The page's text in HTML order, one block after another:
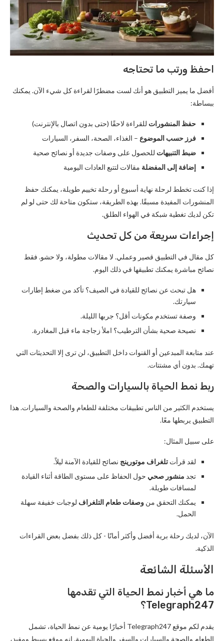
احفظ ورتب ما تحتاجه
أفضل ما يميز التطبيق هو أنك لست مضطرًا لقراءة كل شيء الآن. يمكنك
ببساطة:
حفظ المنشورات للقراءة لاحقًا (حتى بدون اتصال بالإنترنت)
فرز حسب الموضوع – الغذاء، الصحة، السفر، السيارات
ضبط التنبيهات للحصول على وصفات جديدة أو نصائح صحية
إضافة إلى المفضلة مقالات لتتبع العادات اليومية
إذا كنت تخطط لرحلة نهاية أسبوع أو رحلة تخييم طويلة، يمكنك حفظ
المنشورات المفيدة مسبقًا. بهذه الطريقة، ستكون متاحة لك حتى لو لم
تكن لديك تغطية شبكة في الهواء الطلق.
إجراءات سريعة من كل تحديث
كل مقال في التطبيق قصير وعملي. لا مقالات مطولة، ولا حشو. فقط
نصائح مباشرة يمكنك تطبيقها في ذلك اليوم.
هل تبحث عن نصائح للقيادة في الصيف؟ تأكد من ضغط إطارات
سيارتك.
وصفة تستخدم مكونات أقل؟ جربها الليلة.
نصيحة صحية بشأن الترطيب؟ املأ زجاجة ماء قبل المغادرة.
عند متابعة المبدعين أو القنوات داخل التطبيق، لن ترى إلا التحديثات التي
تهمك. بدون أي مشتتات.
ربط نمط الحياة بالسيارات والصحة
يستخدم الكثير من الناس تطبيقات مختلفة للطعام والصحة والسيارات. هذا
التطبيق يربطها معًا.
على سبيل المثال:
لقد قرأت تلغراف موتورينج نصائح للقيادة الآمنة ليلاً.
تجد منشور صحي حول الحفاظ على مستوى الطاقة أثناء القيادة
لمسافات طويلة.
يمكنك التحقق من وصفات طعام التلغراف لوجبات خفيفة سهلة
الحمل.
الآن، لديك رحلة برية أفضل وأكثر أمانًا - كل ذلك بفضل بعض القراءات
الذكية.
الأسئلة الشائعة
ما هي أخبار نمط الحياة التي تقدمها
Telegraph247؟
يقدم لكم موقع Telegraph247 أخبارًا يومية عن نمط الحياة، تشمل
الطعام والصحة والسيارات والسفر والحياة اليومية. إنه موقع بسيط ومفيد،